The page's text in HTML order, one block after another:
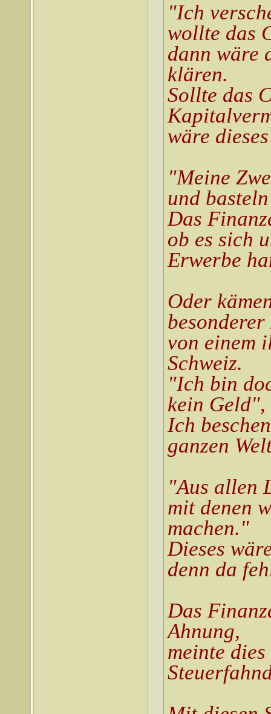
"Ich
wollte das
dann wäre
klären.
Sollte das
wäre
"Meine
und
Das
ob es sich
Erwerbe
Oder
besonderer
von einem
Schweiz.
"Ich bin
kein Geld",
Ich
ganzen
"Aus allen
mit denen
machen."
Dieses
denn da
Das
Ahnung,
meinte